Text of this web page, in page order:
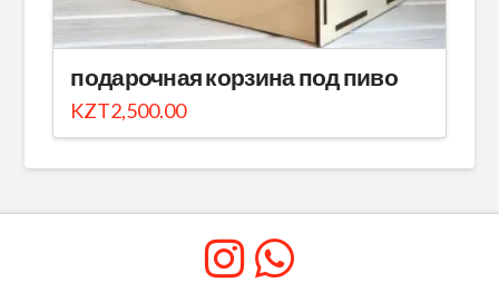
подарочная корзина под пиво
KZT2,500.00